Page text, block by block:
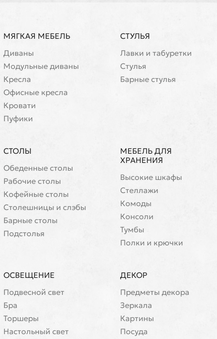
МЯГКАЯ МЕБЕЛЬ
Диваны
Модульные диваны
Кресла
Офисные кресла
Кровати
Пуфики
СТУЛЬЯ
Лавки и табуретки
Стулья
Барные стулья
СТОЛЫ
Обеденные столы
Рабочие столы
Кофейные столы
Cтолешницы и слэбы
Барные столы
Подстолья
МЕБЕЛЬ ДЛЯ
ХРАНЕНИЯ
Высокие шкафы
Стеллажи
Комоды
Консоли
Тумбы
Полки и крючки
ОСВЕЩЕНИЕ
Подвесной свет
Бра
Торшеры
Настольный свет
ДЕКОР
Предметы декора
Зеркала
Картины
Посуда